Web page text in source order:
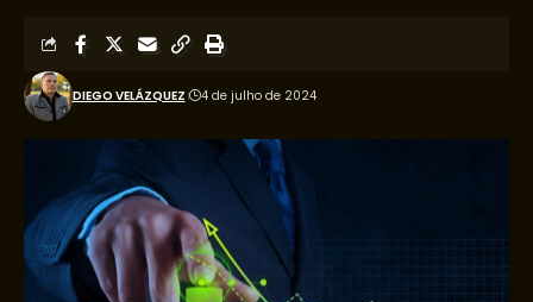
DIEGO VELÁZQUEZ 4 de julho de 2024